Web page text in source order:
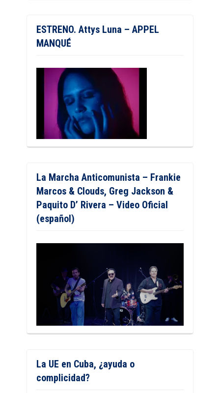
ESTRENO. Attys Luna – APPEL
MANQUÉ
La Marcha Anticomunista – Frankie
Marcos & Clouds, Greg Jackson &
Paquito D’ Rivera – Video Oficial
(español)
La UE en Cuba, ¿ayuda o
complicidad?